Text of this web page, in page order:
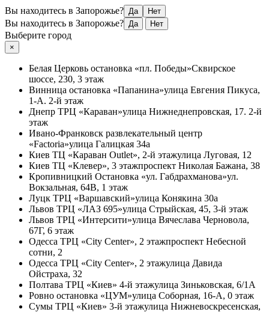
Вы находитесь в Запорожье? Да Нет
Вы находитесь в Запорожье? Да Нет
Выберите город
×
Белая Церковь остановка «пл. Победы»Сквирское
шоссе, 230, 3 этаж
Винница остановка «Папанина»улица Евгения Пикуса,
1-А. 2-й этаж
Днепр ТРЦ «Караван»улица Нижнеднепровская, 17. 2-й
этаж
Ивано-Франковск развлекательный центр
«Factoria»улица Галицкая 34а
Киев ТЦ «Караван Outlet», 2-й этажулица Луговая, 12
Киев ТЦ «Клевер», 3 этажпроспект Николая Бажана, 38
Кропивницкий Остановка «ул. Габдрахманова»ул.
Вокзальная, 64В, 1 этаж
Луцк ТРЦ «Варшавский»улица Конякина 30а
Львов ТРЦ «ЛАЗ 695»улица Стрыйская, 45, 3-й этаж
Львов ТРЦ «Интерсити»улица Вячеслава Черновола,
67Г, 6 этаж
Одесса ТРЦ «City Center», 2 этажпроспект Небесной
сотни, 2
Одесса ТРЦ «City Center», 2 этажулица Давида
Ойстраха, 32
Полтава ТРЦ «Киев» 4-й этажулица Зиньковская, 6/1А
Ровно остановка «ЦУМ»улица Соборная, 16-А, 0 этаж
Сумы ТРЦ «Киев» 3-й этажулица Нижневоскресенская,